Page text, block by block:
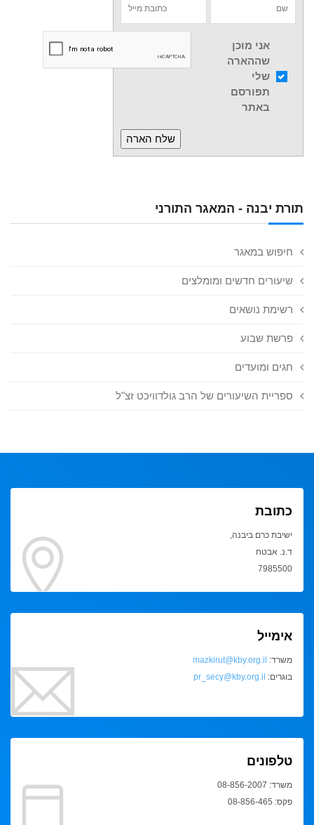
תורת יבנה - המאגר התורני
חיפוש במאגר
שיעורים חדשים ומומלצים
רשימת נושאים
פרשת שבוע
חגים ומועדים
ספריית השיעורים של הרב גולדוויכט זצ"ל
אני מוכן
שההארה
שלי
תפורסם
באתר
כתובת
ישיבת כרם ביבנה,
ד.נ. אבטח
7985500
אימייל
משרד: mazkirut@kby.org.il
בוגרים: pr_secy@kby.org.il
טלפונים
משרד: 08-856-2007
פקס: 08-856-465